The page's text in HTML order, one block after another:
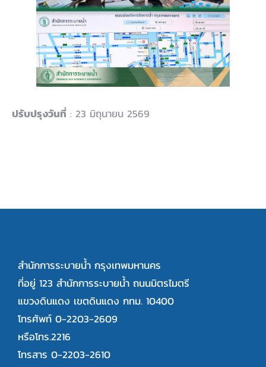
ปรับปรุงวันที่ : 23 มิถุนายน 2569
สำนักการระบายน้ำ กรุงเทพมหานคร
ที่อยู่ 123 สำนักการระบายน้ำ ถนนมิตรไมตรี
แขวงดินแดง เขตดินแดง กทม. 10400
โทรศัพท์ 0-2203-2609
หรือโทร.2216
โทรสาร 0-2203-2610